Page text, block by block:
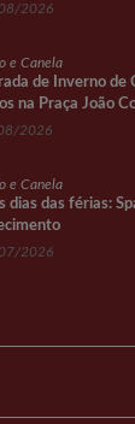
2026
e Canela
de Inverno
na Praça João
2026
e Canela
dias das férias:
2026